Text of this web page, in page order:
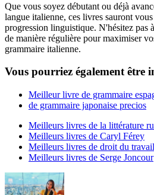
Que vous soyez débutant ou déjà
langue italienne, ces livres sauront
progression linguistique. N'hésitez pas
de manière régulière pour maximiser
grammaire italienne.
Vous pourriez également être
Meilleur livre de grammaire
de grammaire japonaise precios
Meilleurs livres de la littérature
Meilleurs livres de Caryl Férey
Meilleurs livres de droit du travail
Meilleurs livres de Serge Joncour